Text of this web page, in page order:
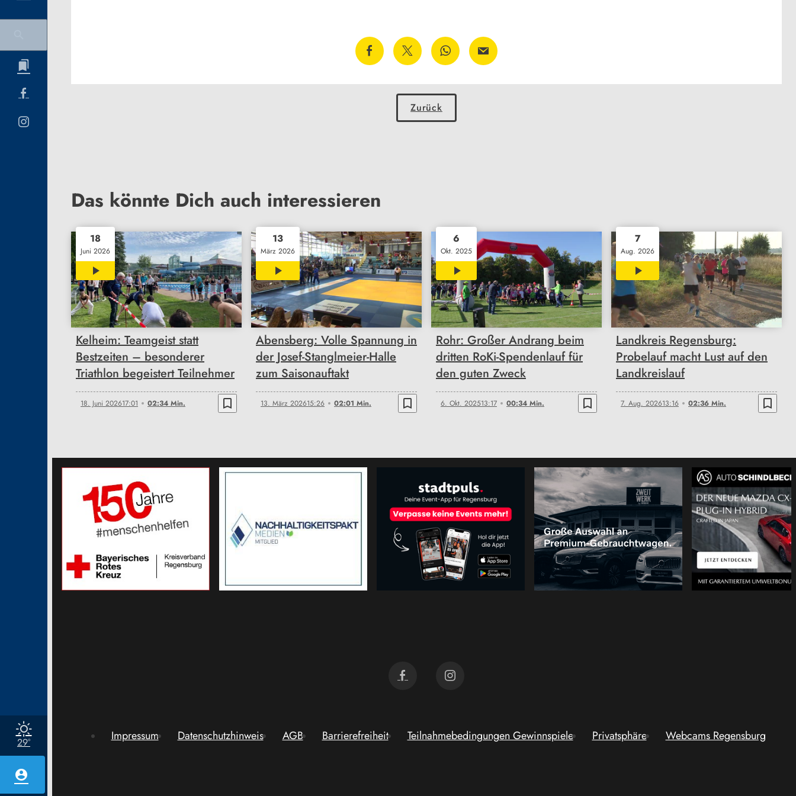
account_circle
29°
Zurück
Das könnte Dich auch interessieren
18
Juni 2026
02:34
Kelheim: Teamgeist statt
Bestzeiten – besonderer
Triathlon begeistert Teilnehmer
18. Juni 202617:01 02:34 Min. bookmark_border
13
März 2026
02:01
Abensberg: Volle Spannung in
der Josef-Stanglmeier-Halle
zum Saisonauftakt
13. März 202615:26 02:01 Min. bookmark_border
6
Okt. 2025
00:34
Rohr: Großer Andrang beim
dritten RoKi-Spendenlauf für
den guten Zweck
6. Okt. 202513:17 00:34 Min. bookmark_border
7
Aug. 2026
02:36
Landkreis Regensburg:
Probelauf macht Lust auf den
Landkreislauf
7. Aug. 202613:16 02:36 Min. bookmark_border
Impressum Datenschutzhinweis AGB Barrierefreiheit Teilnahmebedingungen Gewinnspiele Privatsphäre Webcams Regensburg